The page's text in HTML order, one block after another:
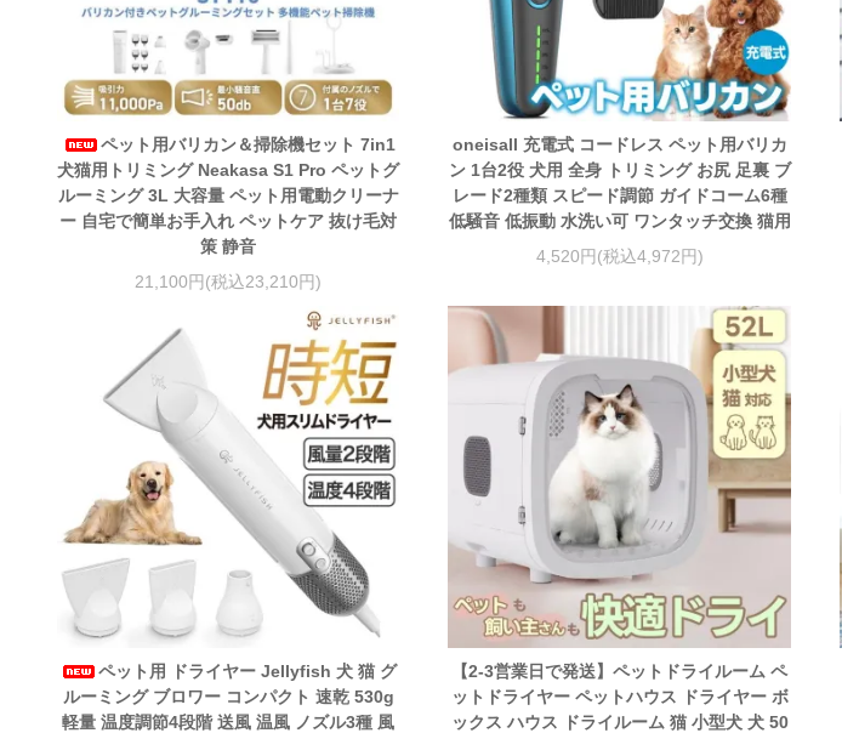
ペット用バリカン＆掃除機セット 7in1
犬猫用トリミング Neakasa S1 Pro ペットグ
ルーミング 3L 大容量 ペット用電動クリーナ
ー 自宅で簡単お手入れ ペットケア 抜け毛対
策 静音
21,100円(税込23,210円)
oneisall 充電式 コードレス ペット用バリカ
ン 1台2役 犬用 全身 トリミング お尻 足裏 ブ
レード2種類 スピード調節 ガイドコーム6種
低騒音 低振動 水洗い可 ワンタッチ交換 猫用
4,520円(税込4,972円)
ペット用 ドライヤー Jellyfish 犬 猫 グ
ルーミング ブロワー コンパクト 速乾 530g
軽量 温度調節4段階 送風 温風 ノズル3種 風
【2-3営業日で発送】ペットドライルーム ペ
ットドライヤー ペットハウス ドライヤー ボ
ックス ハウス ドライルーム 猫 小型犬 犬 50